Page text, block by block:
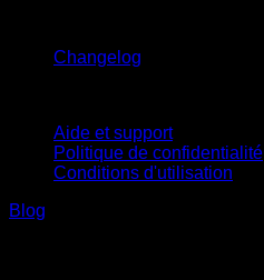
Changelog
Aide et support
Politique de confidentialité
Conditions d'utilisation
Blog